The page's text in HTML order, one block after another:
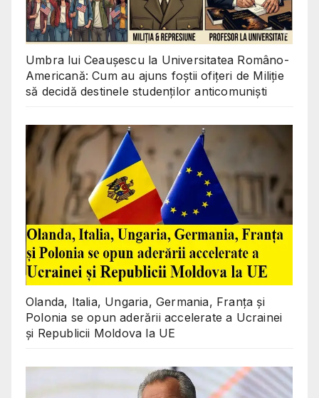
Umbra lui Ceaușescu la Universitatea Româno-
Americană: Cum au ajuns foștii ofițeri de Miliție
să decidă destinele studenților anticomuniști
Olanda, Italia, Ungaria, Germania, Franța și
Polonia se opun aderării accelerate a Ucrainei
și Republicii Moldova la UE